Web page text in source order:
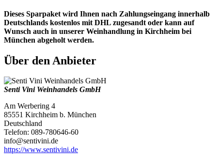
Dieses Sparpaket wird Ihnen nach Zahlungseingang innerhalb
Deutschlands kostenlos mit DHL zugesandt oder kann auf
Wunsch auch in unserer Weinhandlung in Kirchheim bei
München abgeholt werden.
Über den Anbieter
Senti Vini Weinhandels GmbH
Am Werbering 4
85551 Kirchheim b. München
Deutschland
Telefon: 089-780646-60
info@sentivini.de
https://www.sentivini.de